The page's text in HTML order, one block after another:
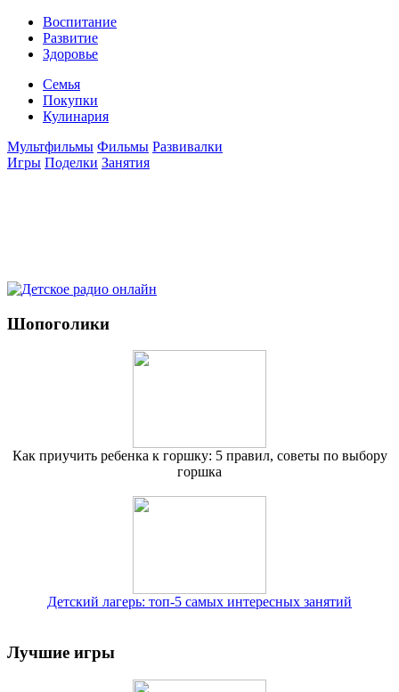
Воспитание
Развитие
Здоровье
Семья
Покупки
Кулинария
Мультфильмы Фильмы Развивалки
Игры Поделки Занятия
Шопоголики
Как приучить ребенка к горшку: 5 правил, советы по выбору
горшка
Детский лагерь: топ-5 самых интересных занятий
Лучшие игры